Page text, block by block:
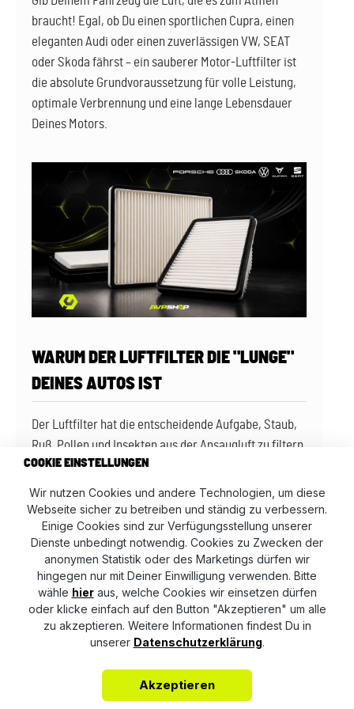
braucht! Egal, ob Du einen sportlichen Cupra, einen
eleganten Audi oder einen zuverlässigen VW, SEAT
oder Skoda fährst – ein sauberer Motor-Luftfilter ist
die absolute Grundvoraussetzung für volle Leistung,
optimale Verbrennung und eine lange Lebensdauer
Deines Motors.
WARUM DER LUFTFILTER DIE "LUNGE"
DEINES AUTOS IST
Der Luftfilter hat die entscheidende Aufgabe, Staub,
Ruß, Pollen und Insekten aus der Ansaugluft zu filtern,
bevor diese in den sensiblen Brennraum gelangt.
Ohne einen effektiven Filter wirken Schmutzpartikel
wie ein Sandstrahl im Motor. Sie können
Einlassventile, Kolbenringe und Zylinderlaufflächen
massiv schädigen. Zudem schützt ein Originalfilter
hochempfindliche und teure Bauteile wie den
Turbolader und den Luftmassenmesser vor
vorzeitigem Verschleiß.
HIGHLIGHTS DER ORIGINALTEILE
COOKIE EINSTELLUNGEN
Wir nutzen Cookies und andere Technologien, um diese
Webseite sicher zu betreiben und ständig zu verbessern.
Einige Cookies sind zur Verfügungsstellung unserer
Dienste unbedingt notwendig. Cookies zu Zwecken der
anonymen Statistik oder des Marketings dürfen wir
hingegen nur mit Deiner Einwilligung verwenden. Bitte
wähle hieraus, welche Cookies wir einsetzen dürfen
oder klicke einfach auf den Button "Akzeptieren" um alle
zu akzeptieren. Weitere Informationen findest Du in
unserer Datenschutzerklärung.
Akzeptieren